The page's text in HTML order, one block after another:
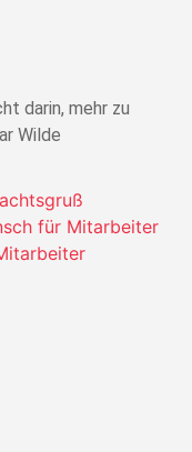
darin, mehr zu
Wilde